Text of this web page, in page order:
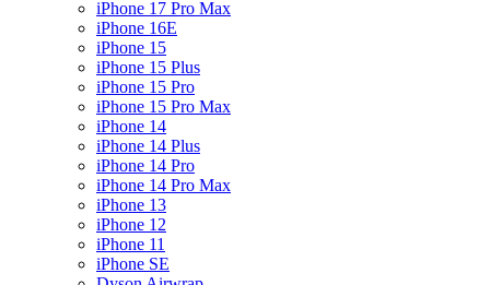
iPhone 17 Pro Max
iPhone 16E
iPhone 15
iPhone 15 Plus
iPhone 15 Pro
iPhone 15 Pro Max
iPhone 14
iPhone 14 Plus
iPhone 14 Pro
iPhone 14 Pro Max
iPhone 13
iPhone 12
iPhone 11
iPhone SE